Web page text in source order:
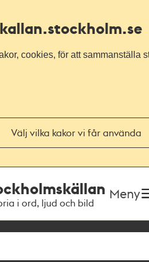
.stockholm.se
cookies, för att sammanställa
Välj vilka kakor vi får använda
i ord, ljud och bild
Meny